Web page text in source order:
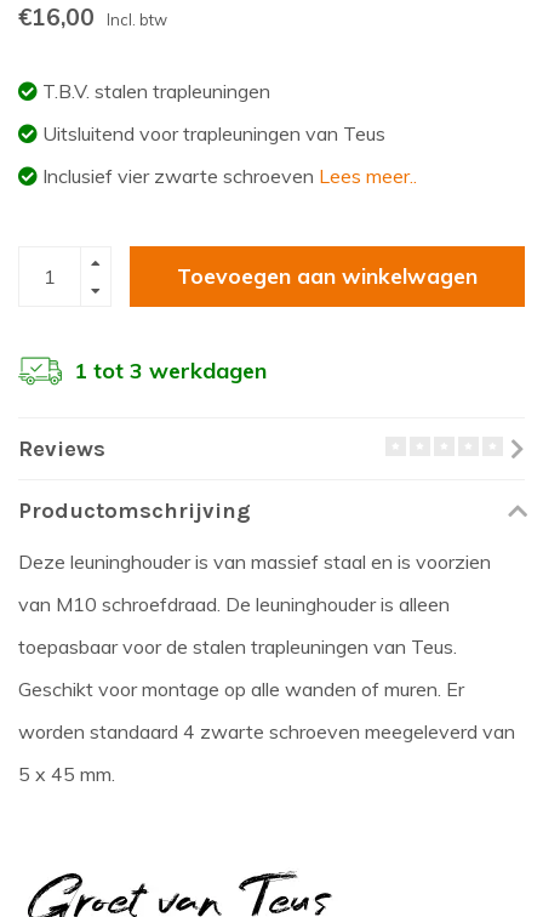
€16,00 Incl. btw
T.B.V. stalen trapleuningen
Uitsluitend voor trapleuningen van Teus
Inclusief vier zwarte schroeven Lees meer..
Toevoegen aan winkelwagen
1 tot 3 werkdagen
Reviews
Productomschrijving
Deze leuninghouder is van massief staal en is voorzien
van M10 schroefdraad. De leuninghouder is alleen
toepasbaar voor de stalen trapleuningen van Teus.
Geschikt voor montage op alle wanden of muren. Er
worden standaard 4 zwarte schroeven meegeleverd van
5 x 45 mm.